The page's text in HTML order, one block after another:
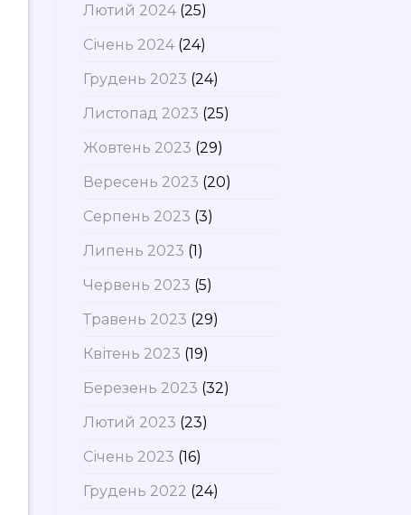
Лютий 2024(25)
Січень 2024(24)
Грудень 2023 (24)
Листопад 2023 (25)
Жовтень 2023 (29)
Вересень 2023 (20)
Серпень 2023 (3)
Липень 2023 (1)
Червень 2023 (5)
Травень 2023 (29)
Квітень 2023 (19)
Березень 2023 (32)
Лютий 2023 (23)
Січень 2023 (16)
Грудень 2022 (24)